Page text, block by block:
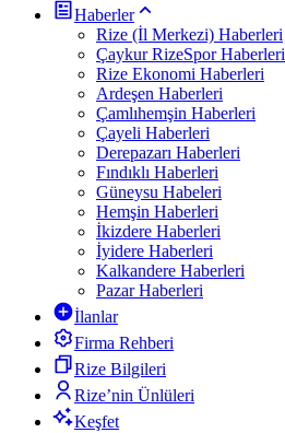
Haberler
Rize (İl Merkezi) Haberleri
Çaykur RizeSpor Haberleri
Rize Ekonomi Haberleri
Ardeşen Haberleri
Çamlıhemşin Haberleri
Çayeli Haberleri
Derepazarı Haberleri
Fındıklı Haberleri
Güneysu Habeleri
Hemşin Haberleri
İkizdere Haberleri
İyidere Haberleri
Kalkandere Haberleri
Pazar Haberleri
İlanlar
Firma Rehberi
Rize Bilgileri
Rize’nin Ünlüleri
Keşfet